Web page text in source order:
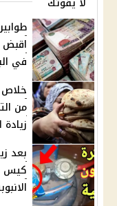
في
من
زيادة
بعد
كيس